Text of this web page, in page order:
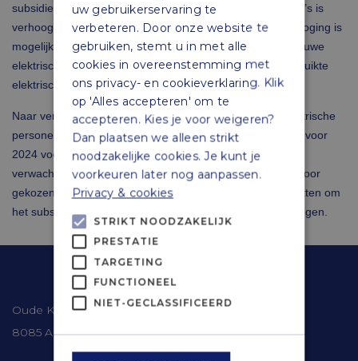
subsidieplafond voor 2024 voor gebruikte elektrische auto’s is
verhoogd van € 29,4 miljoen naar € 52,5 miljoen. De verhoging is
mogelijk door het overgebleven budget van 2023 voor nieuwe
elektrische auto’s toe te voegen aan het budget voor gebruikte
elektrische auto’s.
Naar verwachting is het subsidieplafond voor nieuwe elektrische
personenauto’s voor 2024 afdoende. Het subsidieplafond voor
2024 voor gebruikte elektrische personenauto’s is naar
verwachting in de loop van het jaar bereikt. Daarom is ervoor
gekozen om het restant subsidiebudget van 2023 in te zetten om
het subsidieplafond voor gebruikte auto’s in 2024 te verhogen.
Contactgegevens
Oude Kerkweg 41
8085 AM Doornspijk
uw gebruikerservaring te
verbeteren. Door onze website te
gebruiken, stemt u in met alle
cookies in overeenstemming met
ons privacy- en cookieverklaring. Klik
op 'Alles accepteren' om te
accepteren. Kies je voor weigeren?
Dan plaatsen we alleen strikt
noodzakelijke cookies. Je kunt je
voorkeuren later nog aanpassen.
Privacy & cookies
STRIKT NOODZAKELIJK
PRESTATIE
TARGETING
FUNCTIONEEL
NIET-GECLASSIFICEERD